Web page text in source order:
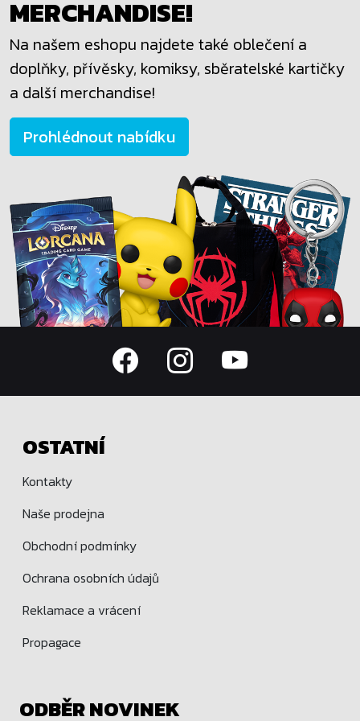
MERCHANDISE!
Na našem eshopu najdete také oblečení a
doplňky, přívěsky, komiksy, sběratelské kartičky
a další merchandise!
Prohlédnout nabídku
OSTATNÍ
Kontakty
Naše prodejna
Obchodní podmínky
Ochrana osobních údajů
Reklamace a vrácení
Propagace
ODBĚR NOVINEK